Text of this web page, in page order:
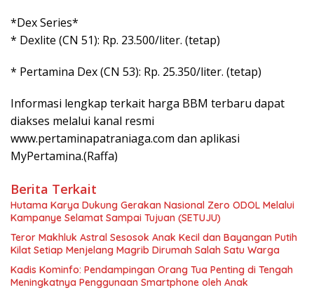
*Dex Series*
* Dexlite (CN 51): Rp. 23.500/liter. (tetap)
* ⁠Pertamina Dex (CN 53): Rp. 25.350/liter. (tetap)
Informasi lengkap terkait harga BBM terbaru dapat
diakses melalui kanal resmi
www.pertaminapatraniaga.com dan aplikasi
MyPertamina.(Raffa)
Berita Terkait
Hutama Karya Dukung Gerakan Nasional Zero ODOL Melalui
Kampanye Selamat Sampai Tujuan (SETUJU)
Teror Makhluk Astral Sesosok Anak Kecil dan Bayangan Putih
Kilat Setiap Menjelang Magrib Dirumah Salah Satu Warga
Kadis Kominfo: Pendampingan Orang Tua Penting di Tengah
Meningkatnya Penggunaan Smartphone oleh Anak